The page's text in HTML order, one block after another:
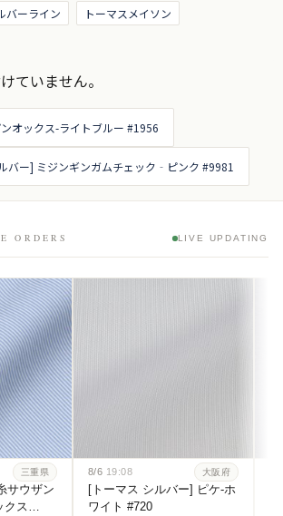
バーライン
トーマスメイソン
ていません。
オックス-ライトブルー #1956
バー] ミジンギンガムチェック‐ピンク #9981
ORDERS LIVE UPDATING
三重県
サウザン
クス
8/6 19:08 大阪府
[トーマス シルバー] ピケ-ホ
ワイト #720